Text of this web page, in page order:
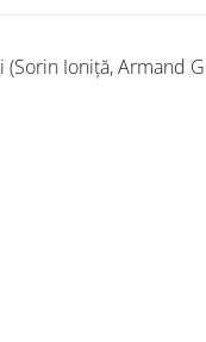
Ioniță, Armand